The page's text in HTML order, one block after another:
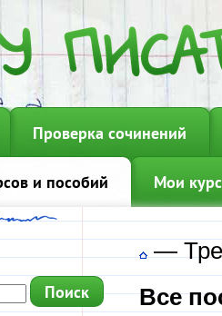
Проверка сочинений
и пособий Мои
—
Все